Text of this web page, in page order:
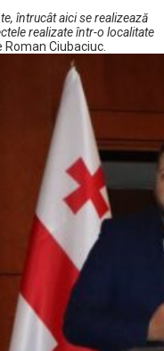
întrucât aici se realizează
realizate într-o localitate
Roman Ciubaciuc.